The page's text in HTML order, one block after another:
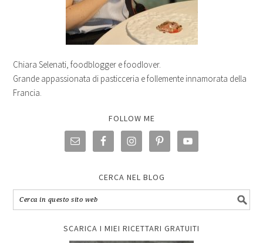
Chiara Selenati, foodblogger e foodlover.
Grande appassionata di pasticceria e follemente innamorata della
Francia.
FOLLOW ME
CERCA NEL BLOG
SCARICA I MIEI RICETTARI GRATUITI